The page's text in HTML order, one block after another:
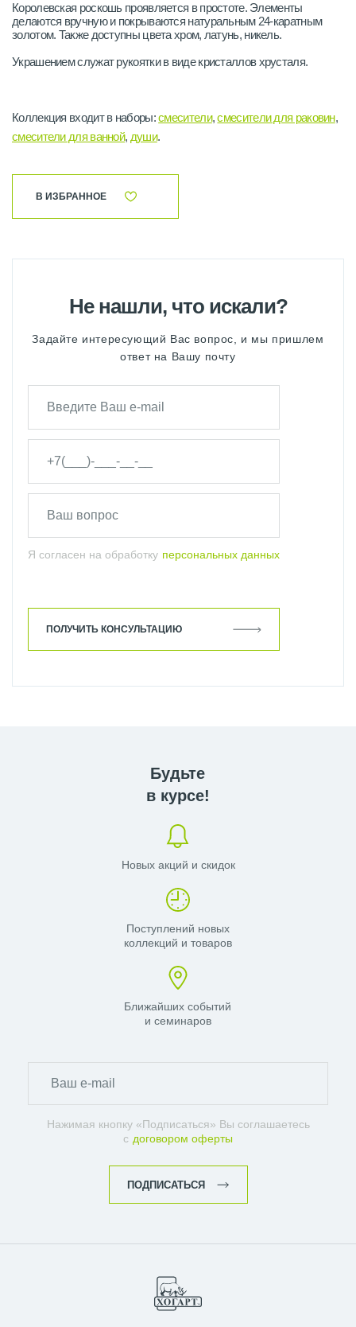
Королевская роскошь проявляется в простоте. Элементы
делаются вручную и покрываются натуральным 24-каратным
золотом. Также доступны цвета хром, латунь, никель.
Украшением служат рукоятки в виде кристаллов хрусталя.
Коллекция входит в наборы:смесители,смесители для раковин,
смесители для ванной, души.
В ИЗБРАННОЕ
Не нашли, что искали?
Задайте интересующий Вас вопрос, и мы пришлем
ответ на Вашу почту
Я согласен на обработку персональных данных
ПОЛУЧИТЬ КОНСУЛЬТАЦИЮ
Будьте
в курсе!
Новых акций и скидок
Поступлений новых
коллекций и товаров
Ближайших событий
и семинаров
Нажимая кнопку «Подписаться» Вы соглашаетесь
с договором оферты
ПОДПИСАТЬСЯ